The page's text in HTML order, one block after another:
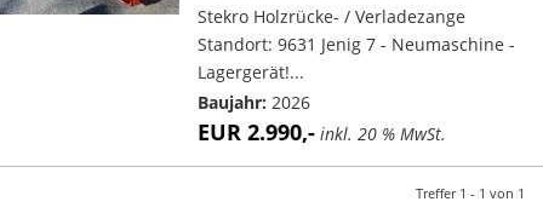
Stekro Holzrücke- / Verladezange
Standort: 9631 Jenig 7 - Neumaschine -
Lagergerät!...
Baujahr: 2026
EUR 2.990,- inkl. 20 % MwSt.
Treffer 1 - 1 von 1